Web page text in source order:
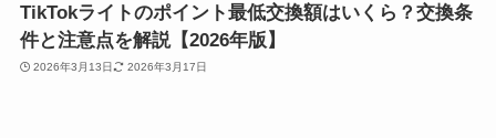
TikTokライトのポイント最低交換額はいくら？交換条
件と注意点を解説【2026年版】
2026年3月13日 2026年3月17日